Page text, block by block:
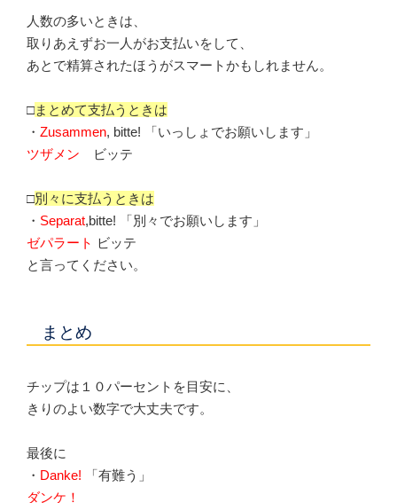
人数の多いときは、
取りあえずお一人がお支払いをして、
あとで精算されたほうがスマートかもしれません。
□まとめて支払うときは
・ Zusammen, bitte! 「いっしょでお願いします」
ツザメン ビッテ
□別々に支払うときは
・ Separat,bitte! 「別々でお願いします」
ゼパラート ビッテ
と言ってください。
まとめ
チップは１０パーセントを目安に、
きりのよい数字で大丈夫です。
最後に
・ Danke!
「有難う」
ダンケ！